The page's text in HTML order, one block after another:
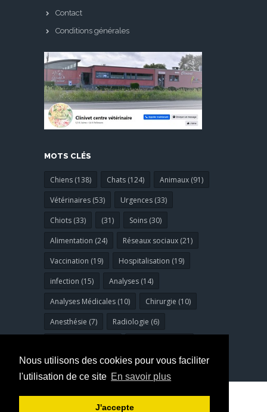
Nous utilisons des cookies pour vous faciliter
l'utilisation de ce site En savoir plus
J'accepte
Contact
Conditions générales
MOTS CLÉS
Chiens (138) Chats (124)
Animaux (91)
Vétérinaires (53)
Urgences (33)
Chiots (33)
(31)
Soins (30)
Alimentation (24)
Réseaux sociaux (21)
Vaccination (19)
Hospitalisation (19)
infection (15)
Analyses (14)
Analyses Médicales (10)
Chirurgie (10)
Anesthésie (7)
Radiologie (6)